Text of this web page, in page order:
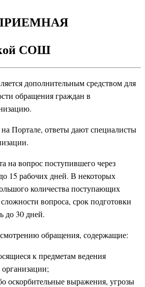
СОШ
дополнительным средством для
обращения граждан в
Портале, ответы дают специалисты
на вопрос поступившего через
15 рабочих дней. В некоторых
количества поступающих
вопроса, срок подготовки
до 30 дней.
обращения, содержащие:
к предметам ведения
организации;
оскорбительные выражения, угрозы